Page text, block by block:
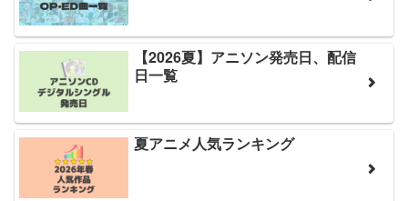
【2026夏】アニソン発売日、配信
日一覧
夏アニメ人気ランキング